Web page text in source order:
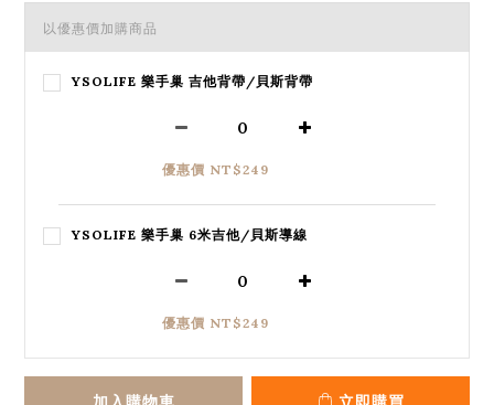
以優惠價加購商品
YSOLIFE 樂手巢 吉他背帶/貝斯背帶
優惠價 NT$249
YSOLIFE 樂手巢 6米吉他/貝斯導線
優惠價 NT$249